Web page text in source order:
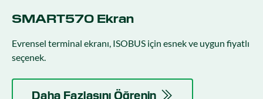
SMART570 Ekran
Evrensel terminal ekranı, ISOBUS için esnek ve uygun fiyatlı
seçenek.
Daha Fazlasını Öğrenin